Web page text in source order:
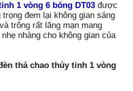
1 vòng 6 bóng DT03 được
đem lại không gian sáng
trông rất lãng mạn mang
nhàng cho không gian của
thả chao thủy tinh 1 vòng